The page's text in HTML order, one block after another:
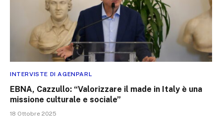
INTERVISTE DI AGENPARL
EBNA, Cazzullo: “Valorizzare il made in Italy è una
missione culturale e sociale”
18 Ottobre 2025